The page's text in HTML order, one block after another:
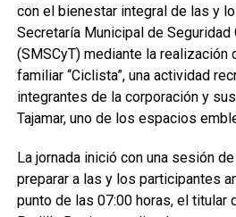
con el bienestar integral de las y
Secretaría Municipal de Seguridad
(SMSCyT) mediante la realización
familiar “Ciclista”, una actividad
integrantes de la corporación y
Tajamar, uno de los espacios
La jornada inició con una sesión
preparar a las y los participantes
punto de las 07:00 horas, el titular